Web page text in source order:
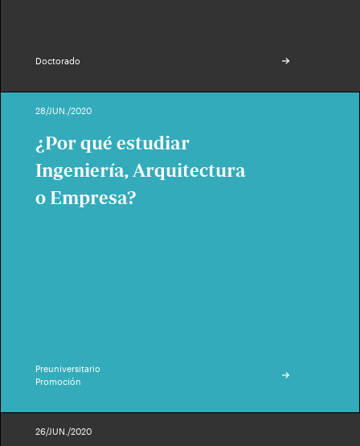
Doctorado
28/JUN./2020
¿Por qué estudiar
Ingeniería, Arquitectura
o Empresa?
Preuniversitario
Promoción
26/JUN./2020